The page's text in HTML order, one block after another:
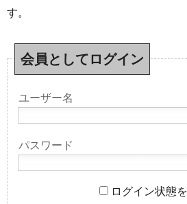
す。
会員としてログイン
ユーザー名
パスワード
ログイン状態